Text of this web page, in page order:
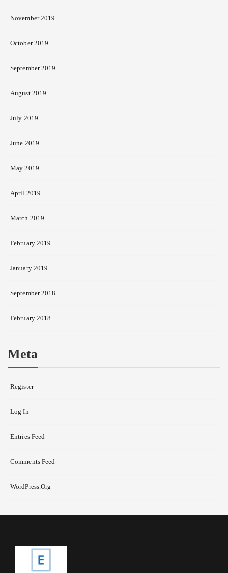
November 2019
October 2019
September 2019
August 2019
July 2019
June 2019
May 2019
April 2019
March 2019
February 2019
January 2019
September 2018
February 2018
Meta
Register
Log In
Entries Feed
Comments Feed
WordPress.org